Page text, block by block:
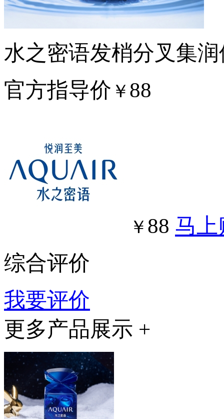
水之密语发梢分叉集
官方指导价 ￥ 88
￥ 88 马上
综合评价
我要评价
更多产品展示 +